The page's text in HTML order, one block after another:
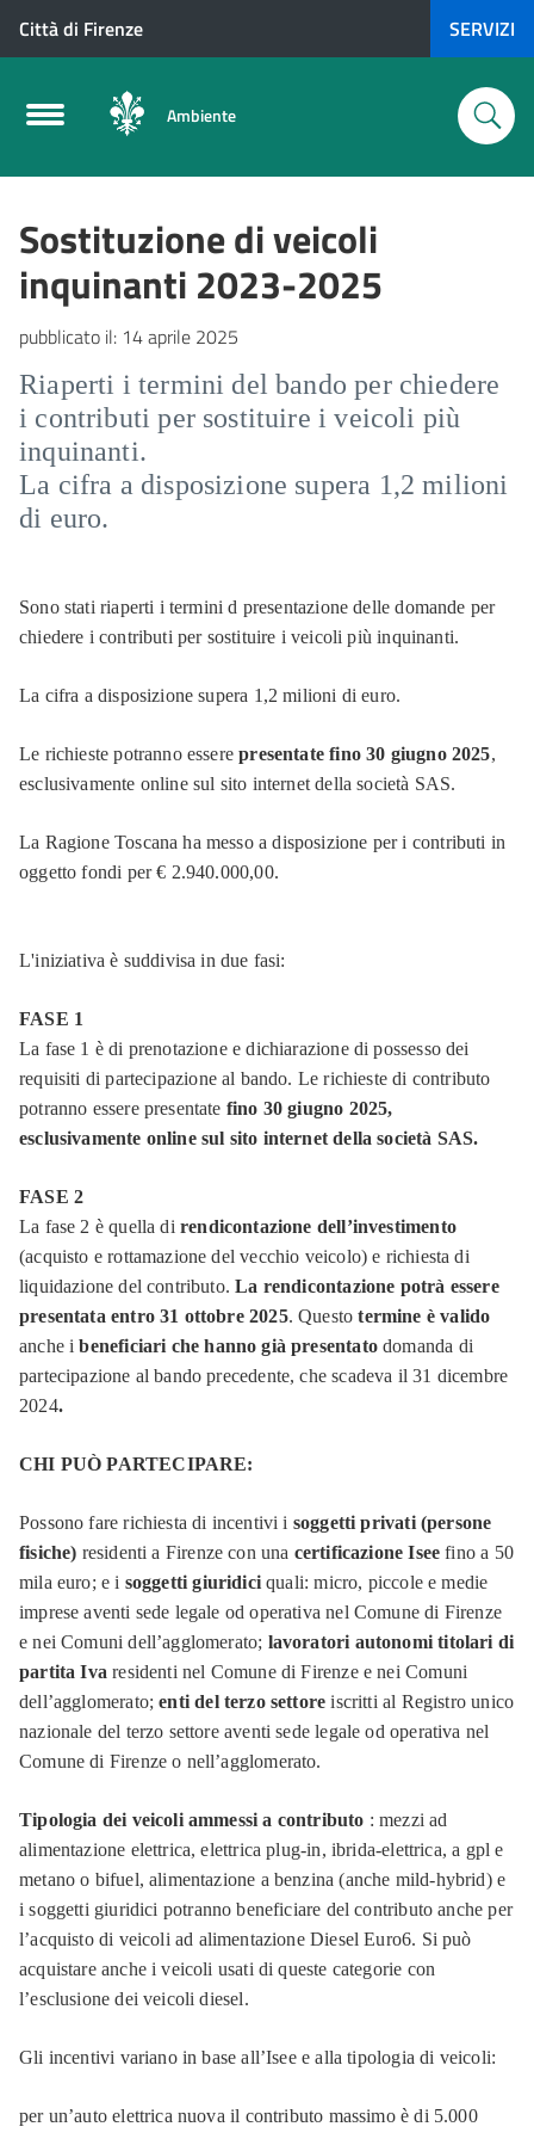
Città di Firenze SERVIZI
Ambiente
Sostituzione di veicoli
inquinanti 2023-2025
pubblicato il: 14 aprile 2025
Riaperti i termini del bando per chiedere
i contributi per sostituire i veicoli più
inquinanti.
La cifra a disposizione supera 1,2 milioni
di euro.
Sono stati riaperti i termini d presentazione delle domande per
chiedere i contributi per sostituire i veicoli più inquinanti.
La cifra a disposizione supera 1,2 milioni di euro.
Le richieste potranno esserepresentate fino 30 giugno 2025,
esclusivamente online sul sito internet della società SAS.
La Ragione Toscana ha messo a disposizione per i contributi in
oggetto fondi per € 2.940.000,00.
L'iniziativa è suddivisa in due fasi:
FASE 1
La fase 1 è di prenotazione e dichiarazione di possesso dei
requisiti di partecipazione al bando. Le richieste di contributo
potranno essere presentate fino 30 giugno 2025,
esclusivamente online sul sito internet della società SAS.
FASE 2
La fase 2 è quella di rendicontazione dell’investimento
(acquisto e rottamazione del vecchio veicolo) e richiesta di
liquidazione del contributo.La rendicontazione potrà essere
presentata entro 31 ottobre 2025. Questotermine è valido
anche ibeneficiari che hanno già presentatodomanda di
partecipazione al bando precedente, che scadeva il 31 dicembre
2024.
CHI PUÒ PARTECIPARE:
Possono fare richiesta di incentivi i soggetti privati (persone
fisiche) residenti a Firenze con una certificazione Isee fino a 50
mila euro; e i soggetti giuridiciquali: micro, piccole e medie
imprese aventi sede legale od operativa nel Comune di Firenze
e nei Comuni dell’agglomerato; lavoratori autonomi titolari di
partita Iva residenti nel Comune di Firenze e nei Comuni
dell’agglomerato;enti del terzo settore iscritti al Registro unico
nazionale del terzo settore aventi sede legale od operativa nel
Comune di Firenze o nell’agglomerato.
Tipologia dei veicoli ammessi a contributo : mezzi ad
alimentazione elettrica, elettrica plug-in, ibrida-elettrica, a gpl e
metano o bifuel, alimentazione a benzina (anche mild-hybrid) e
i soggetti giuridici potranno beneficiare del contributo anche per
l’acquisto di veicoli ad alimentazione Diesel Euro6. Si può
acquistare anche i veicoli usati di queste categorie con
l’esclusione dei veicoli diesel.
Gli incentivi variano in base all’Isee e alla tipologia di veicoli:
per un’auto elettrica nuova il contributo massimo è di 5.000